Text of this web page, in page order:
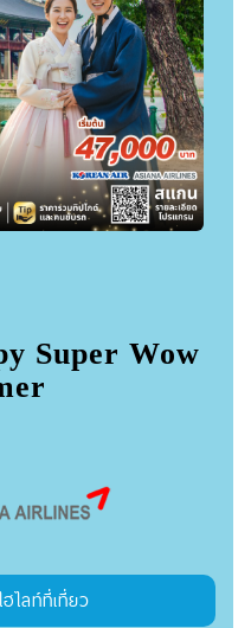
Super Wow
ฮไลท์ที่เที่ยว